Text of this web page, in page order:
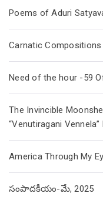
Poems of Aduri
Carnatic
Need of the hour -59
The Invincible
“Venutiragani Vennela”
America Through My
సంపాదకీయం-మే, 2025